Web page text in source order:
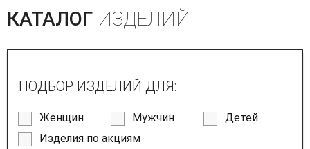
КАТАЛОГ ИЗДЕЛИЙ
ПОДБОР ИЗДЕЛИЙ ДЛЯ:
Женщин Мужчин
Детей
Изделия по акциям